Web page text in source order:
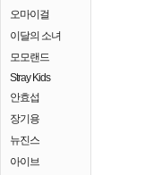
오마이걸
이달의 소녀
모모랜드
Stray Kids
안효섭
장기용
뉴진스
아이브